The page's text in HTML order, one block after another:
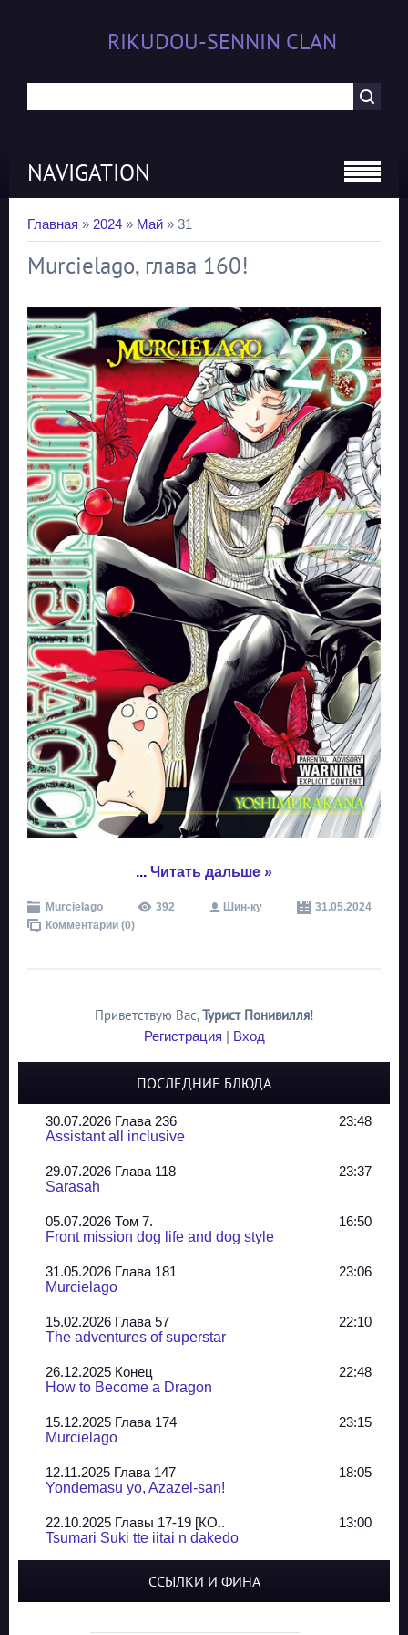
RIKUDOU-SENNIN CLAN
NAVIGATION
Главная » 2024 » Май » 31
Murcielago, глава 160!
... Читать дальше »
Murcielago 392 Шин-ку
31.05.2024
Комментарии (0)
Приветствую Вас,Турист Понивилля!
Регистрация | Вход
ПОСЛЕДНИЕ БЛЮДА
30.07.2026 Глава 236
23:48
Assistant all inclusive
29.07.2026 Глава 118
23:37
Sarasah
05.07.2026 Том 7.
16:50
Front mission dog life and dog style
31.05.2026 Глава 181
23:06
Murcielago
15.02.2026 Глава 57
22:10
The adventures of superstar
26.12.2025 Конец
22:48
How to Become a Dragon
15.12.2025 Глава 174
23:15
Murcielago
12.11.2025 Глава 147
18:05
Yondemasu yo, Azazel-san!
22.10.2025 Главы 17-19 [КО..
13:00
Tsumari Suki tte iitai n dakedo
ССЫЛКИ И ФИНА